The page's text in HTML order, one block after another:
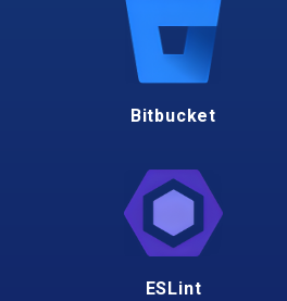
Bitbucket
ESLint